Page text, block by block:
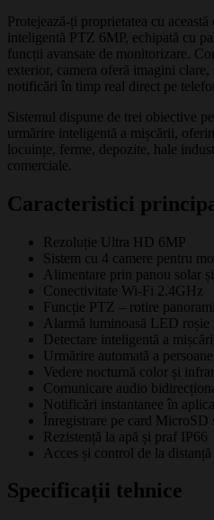
Protejează-ți proprietatea cu
inteligentă PTZ 6MP, echipată cu
funcții avansate de monitorizare.
exterior, camera oferă imagini
notificări în timp real direct pe
Sistemul dispune de trei obiective
urmărire inteligentă a mișcării,
locuințe, ferme, depozite, hale
comerciale.
Caracteristici
Rezoluție Ultra HD 6MP
Sistem cu 4 camere pentru
Alimentare prin panou solar
Conectivitate Wi-Fi 2.4GHz
Funcție PTZ – rotire
Alarmă luminoasă LED
Detectare inteligentă a
Urmărire automată a
Vedere nocturnă color și
Comunicare audio
Notificări instantanee în
Înregistrare pe card MicroSD
Rezistență la apă și praf IP66
Acces și control de la
Specificații tehnice